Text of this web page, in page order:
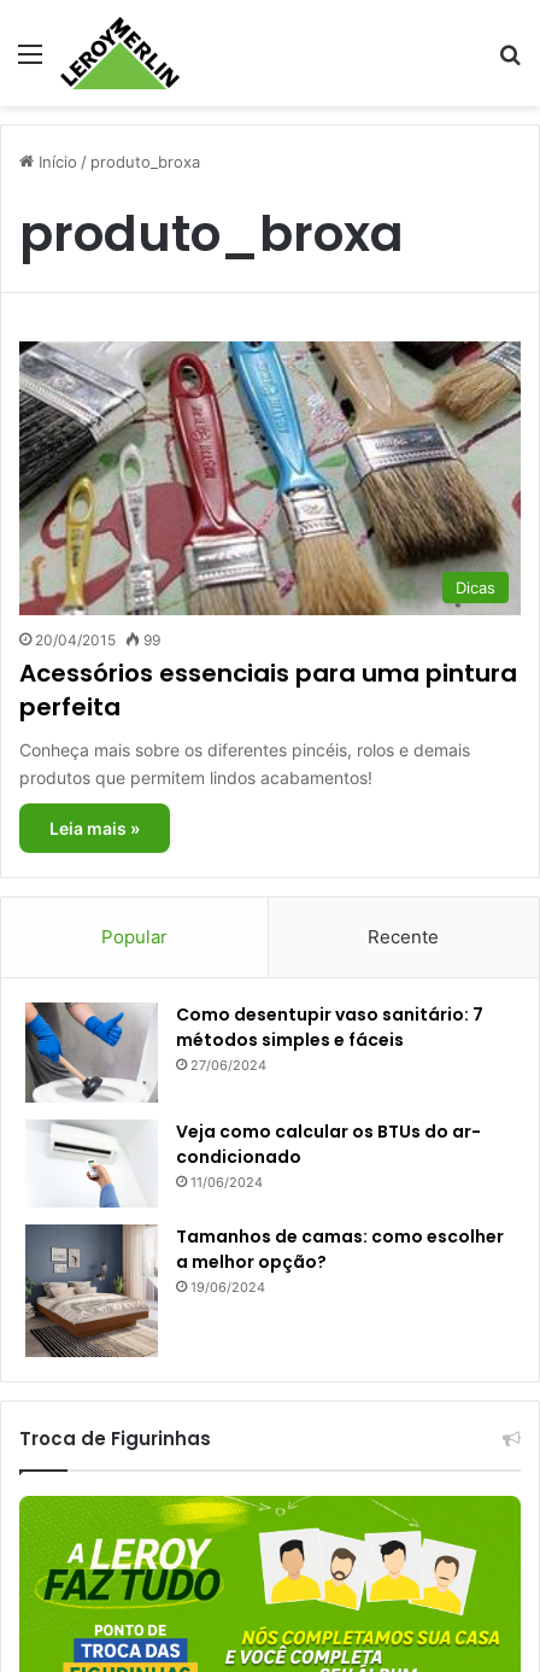
Menu
Início / produto_broxa
produto_broxa
Dicas
20/04/2015 99
Acessórios essenciais para uma pintura
perfeita
Conheça mais sobre os diferentes pincéis, rolos e demais
produtos que permitem lindos acabamentos!
Leia mais »
Popular Recente
Como desentupir vaso sanitário: 7
métodos simples e fáceis
27/06/2024
Veja como calcular os BTUs do ar-
condicionado
11/06/2024
Tamanhos de camas: como escolher
a melhor opção?
19/06/2024
Troca de Figurinhas